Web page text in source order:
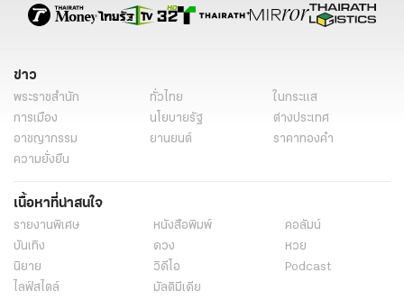
ข่าว
พระราชสำนัก ทั่วไทย
ในกระแส
การเมือง
นโยบายรัฐ
ต่างประเทศ
อาชญากรรม
ยานยนต์
ราคาทองคำ
ความยั่งยืน
เนื้อหาที่น่าสนใจ
รายงานพิเศษ หนังสือพิมพ์
คอลัมน์
บันเทิง
ดวง
หวย
นิยาย
วิดีโอ
Podcast
ไลฟ์สไตล์
มัลติมีเดีย